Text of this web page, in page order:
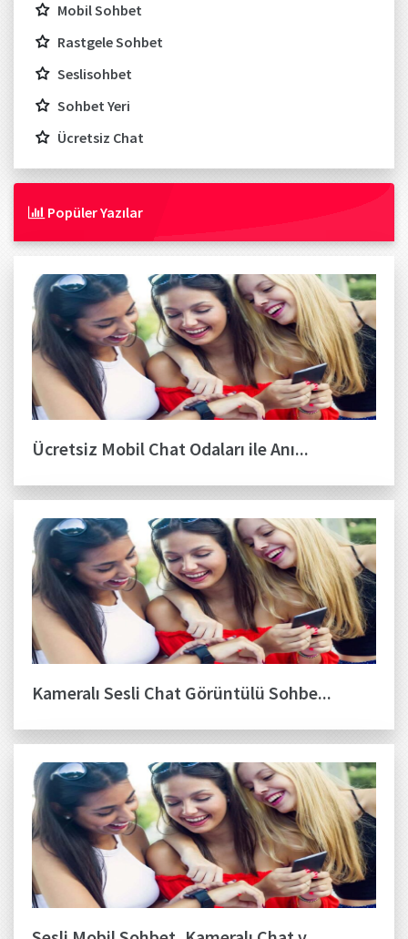
Mobil Sohbet
Rastgele Sohbet
Seslisohbet
Sohbet Yeri
Ücretsiz Chat
Popüler Yazılar
Ücretsiz Mobil Chat Odaları ile Anı...
Kameralı Sesli Chat Görüntülü Sohbe...